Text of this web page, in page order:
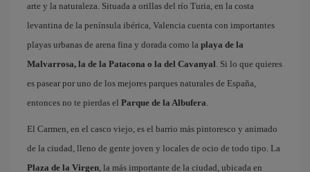
arte y la naturaleza. Situada a orillas del río Turia, en la costa
levantina de la península ibérica, Valencia cuenta con importantes
playas urbanas de arena fina y dorada como la playa de la
Malvarrosa, la de la Patacona o la del Cavanyal. Si lo que quieres
es pasear por uno de los mejores parques naturales de España,
entonces no te pierdas el Parque de la Albufera.
El Carmen, en el casco viejo, es el barrio más pintoresco y animado
de la ciudad, lleno de gente joven y locales de ocio de todo tipo. La
Plaza de la Virgen, la más importante de la ciudad, ubicada en